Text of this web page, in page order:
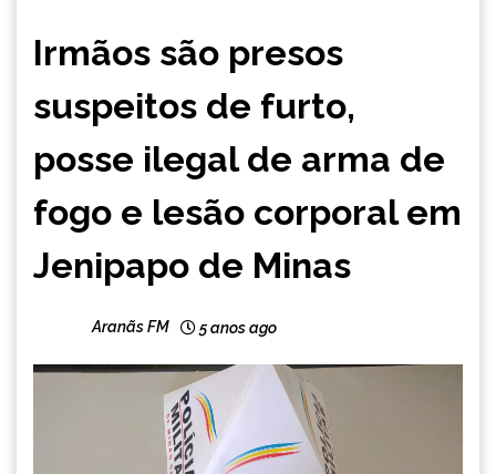
MINAS
NOTÍCIAS
Irmãos são presos
suspeitos de furto,
posse ilegal de arma de
fogo e lesão corporal em
Jenipapo de Minas
Aranãs FM 5 anos ago